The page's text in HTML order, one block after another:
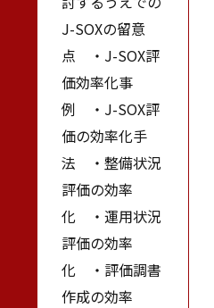
J-SOXの留意
点 ・J-SOX評
価効率化事
例 ・J-SOX評
価の効率化手
法 ・整備状況
評価の効率
化 ・運用状況
評価の効率
化 ・評価調書
作成の効率